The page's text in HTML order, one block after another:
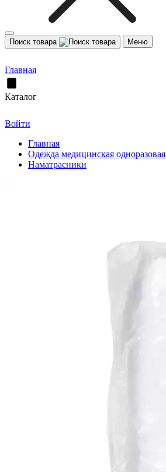
Поиск товара Меню
Главная
Каталог
Войти
Главная
Одежда медицинская одноразовая
Наматрасники